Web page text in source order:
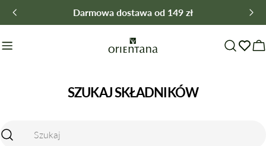
Przejdź
do
Darmowa dostawa od 149 zł
SZUKAJ SKŁADNIKÓW